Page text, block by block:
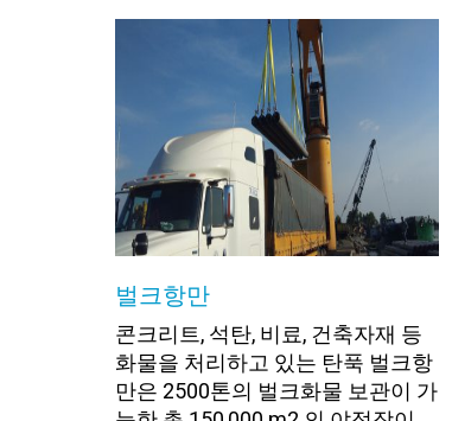
벌크항만
콘크리트, 석탄, 비료, 건축자재 등
화물을 처리하고 있는 탄푹 벌크항
만은 2500톤의 벌크화물 보관이 가